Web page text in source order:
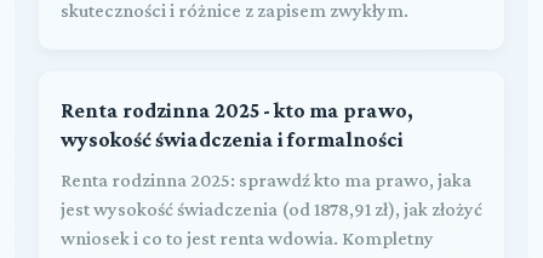
skuteczności i różnice z zapisem zwykłym.
Renta rodzinna 2025 - kto ma prawo,
wysokość świadczenia i formalności
Renta rodzinna 2025: sprawdź kto ma prawo, jaka
jest wysokość świadczenia (od 1878,91 zł), jak złożyć
wniosek i co to jest renta wdowia. Kompletny